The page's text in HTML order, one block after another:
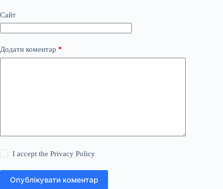
Сайт
Додати коментар *
I accept thePrivacy Policy
Опублікувати коментар